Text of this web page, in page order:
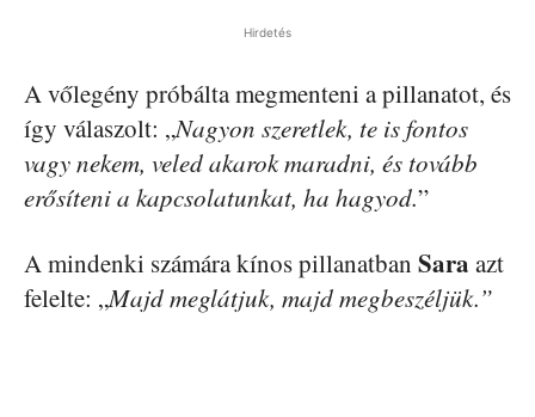
Hirdetés
A vőlegény próbálta megmenteni a pillanatot, és
így válaszolt: „Nagyon szeretlek, te is fontos
vagy nekem, veled akarok maradni, és tovább
erősíteni a kapcsolatunkat, ha hagyod.”
A mindenki számára kínos pillanatban Sara azt
felelte: „Majd meglátjuk, majd megbeszéljük.”